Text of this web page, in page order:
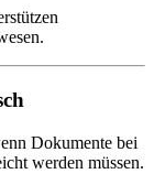
Dokumente bei
werden müssen.